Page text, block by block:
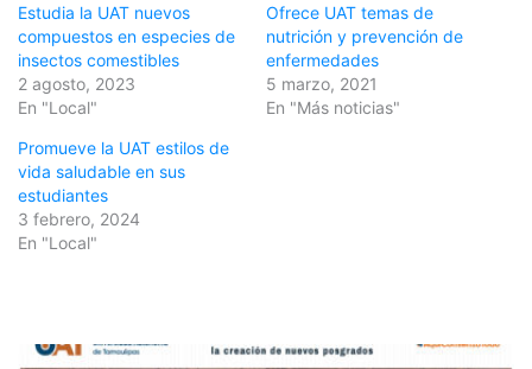
Estudia la UAT nuevos
compuestos en especies de
insectos comestibles
2 agosto, 2023
En "Local"
Ofrece UAT temas de
nutrición y prevención de
enfermedades
5 marzo, 2021
En "Más noticias"
Promueve la UAT estilos de
vida saludable en sus
estudiantes
3 febrero, 2024
En "Local"